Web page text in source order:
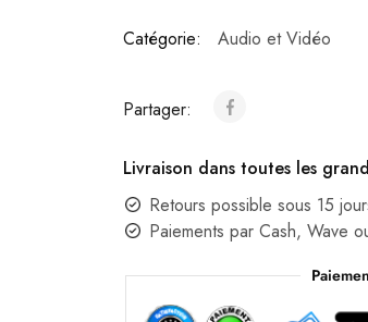
Catégorie: Audio et Vidéo
Partager:
Livraison dans toutes les
Retours possible sous 15
Paiements par Cash, Wave